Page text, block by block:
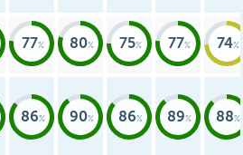
77 80 75 77 74
86 90 86 89 88